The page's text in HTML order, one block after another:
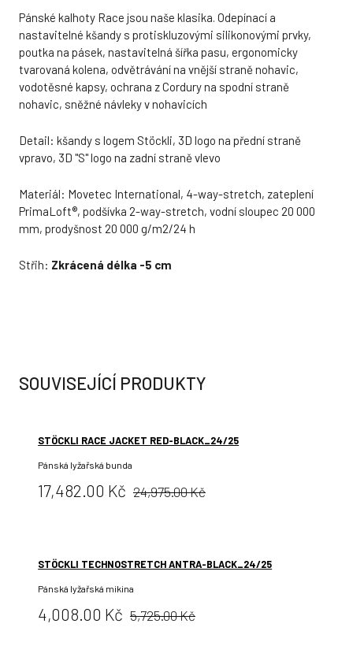
Pánské kalhoty Race jsou naše klasika. Odepínací a
nastavitelné kšandy s protiskluzovými silikonovými prvky,
poutka na pásek, nastavitelná šířka pasu, ergonomicky
tvarovaná kolena, odvětrávání na vnější straně nohavic,
vodotěsné kapsy, ochrana z Cordury na spodní straně
nohavic, sněžné návleky v nohavicích
Detail: kšandy s logem Stöckli, 3D logo na přední straně
vpravo, 3D "S" logo na zadní straně vlevo
Materiál: Movetec International, 4-way-stretch, zateplení
PrimaLoft®, podšívka 2-way-stretch, vodní sloupec 20 000
mm, prodyšnost 20 000 g/m2/24 h
Střih: Zkrácená délka -5 cm
SOUVISEJÍCÍ PRODUKTY
STÖCKLI RACE JACKET RED-BLACK_24/25
Pánská lyžařská bunda
Cena:
17,482.00 Kč Původní
24,975.00 Kč
STÖCKLI TECHNOSTRETCH ANTRA-BLACK_24/25
Pánská lyžařská mikina
Cena:
4,008.00 Kč Původní
5,725.00 Kč